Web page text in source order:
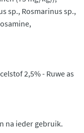
sp., Rosmarinus sp.,
2,5% - Ruwe as
na ieder gebruik.